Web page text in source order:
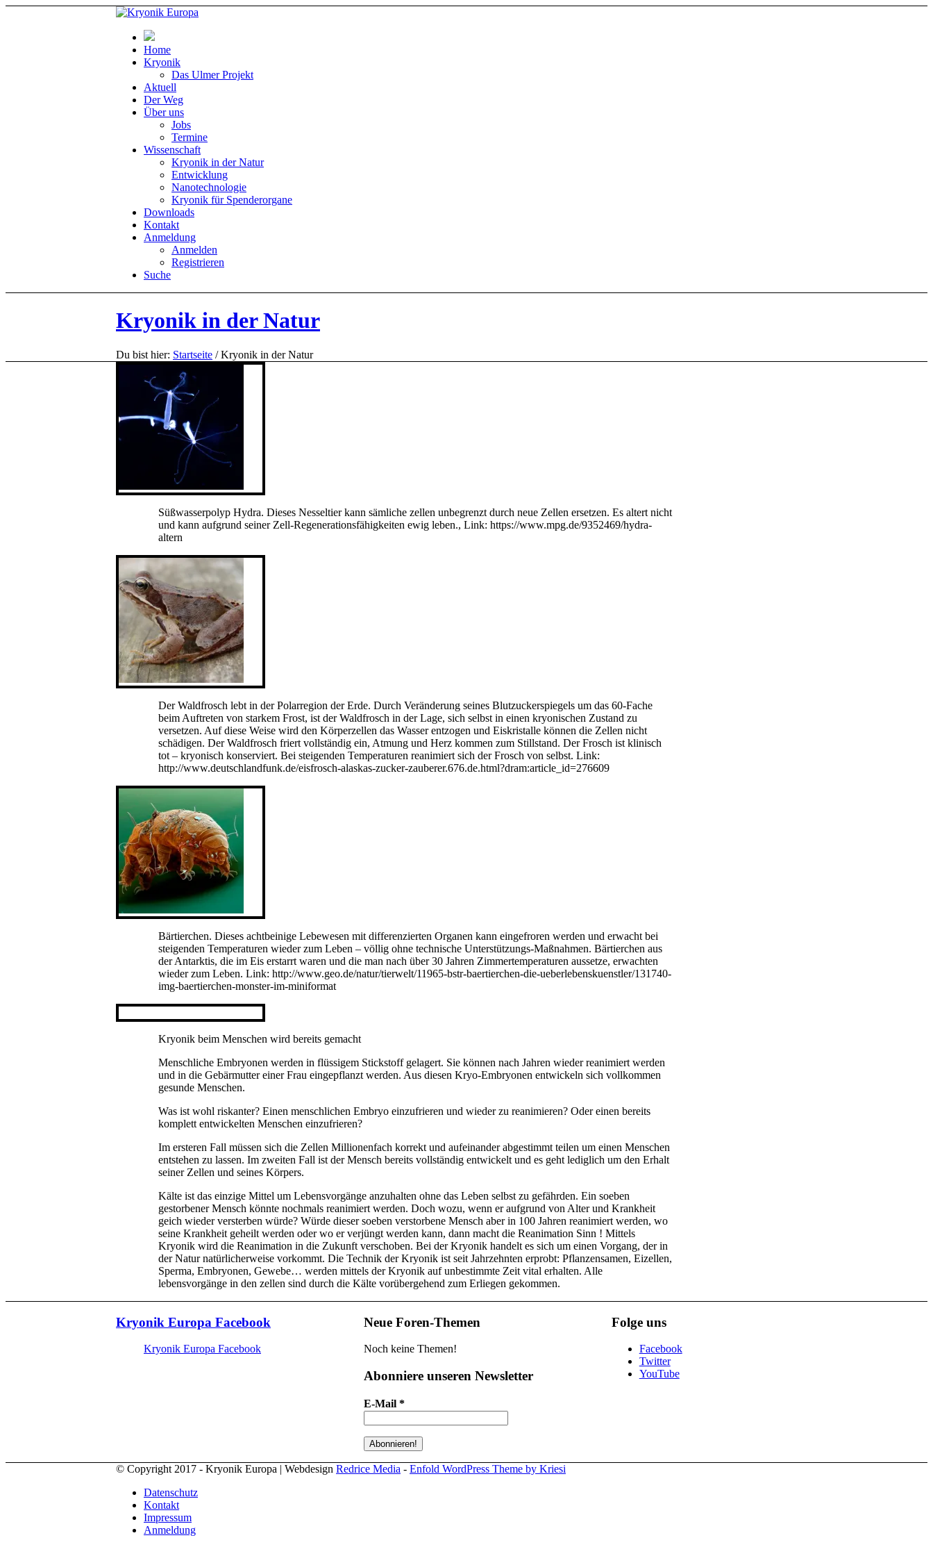
Home
Kryonik
Das Ulmer Projekt
Aktuell
Der Weg
Über uns
Jobs
Termine
Wissenschaft
Kryonik in der Natur
Entwicklung
Nanotechnologie
Kryonik für Spenderorgane
Downloads
Kontakt
Anmeldung
Anmelden
Registrieren
Suche
Kryonik in der Natur
Du bist hier: Startseite / Kryonik in der Natur
Süßwasserpolyp Hydra. Dieses Nesseltier kann sämliche zellen unbegrenzt durch neue Zellen ersetzen. Es altert nicht
und kann aufgrund seiner Zell-Regenerationsfähigkeiten ewig leben., Link: https://www.mpg.de/9352469/hydra-
altern
Der Waldfrosch lebt in der Polarregion der Erde. Durch Veränderung seines Blutzuckerspiegels um das 60-Fache
beim Auftreten von starkem Frost, ist der Waldfrosch in der Lage, sich selbst in einen kryonischen Zustand zu
versetzen. Auf diese Weise wird den Körperzellen das Wasser entzogen und Eiskristalle können die Zellen nicht
schädigen. Der Waldfrosch friert vollständig ein, Atmung und Herz kommen zum Stillstand. Der Frosch ist klinisch
tot – kryonisch konserviert. Bei steigenden Temperaturen reanimiert sich der Frosch von selbst. Link:
http://www.deutschlandfunk.de/eisfrosch-alaskas-zucker-zauberer.676.de.html?dram:article_id=276609
Bärtierchen. Dieses achtbeinige Lebewesen mit differenzierten Organen kann eingefroren werden und erwacht bei
steigenden Temperaturen wieder zum Leben – völlig ohne technische Unterstützungs-Maßnahmen. Bärtierchen aus
der Antarktis, die im Eis erstarrt waren und die man nach über 30 Jahren Zimmertemperaturen aussetze, erwachten
wieder zum Leben. Link: http://www.geo.de/natur/tierwelt/11965-bstr-baertierchen-die-ueberlebenskuenstler/131740-
img-baertierchen-monster-im-miniformat
Kryonik beim Menschen wird bereits gemacht
Menschliche Embryonen werden in flüssigem Stickstoff gelagert. Sie können nach Jahren wieder reanimiert werden
und in die Gebärmutter einer Frau eingepflanzt werden. Aus diesen Kryo-Embryonen entwickeln sich vollkommen
gesunde Menschen.
Was ist wohl riskanter? Einen menschlichen Embryo einzufrieren und wieder zu reanimieren? Oder einen bereits
komplett entwickelten Menschen einzufrieren?
Im ersteren Fall müssen sich die Zellen Millionenfach korrekt und aufeinander abgestimmt teilen um einen Menschen
entstehen zu lassen. Im zweiten Fall ist der Mensch bereits vollständig entwickelt und es geht lediglich um den Erhalt
seiner Zellen und seines Körpers.
Kälte ist das einzige Mittel um Lebensvorgänge anzuhalten ohne das Leben selbst zu gefährden. Ein soeben
gestorbener Mensch könnte nochmals reanimiert werden. Doch wozu, wenn er aufgrund von Alter und Krankheit
geich wieder versterben würde? Würde dieser soeben verstorbene Mensch aber in 100 Jahren reanimiert werden, wo
seine Krankheit geheilt werden oder wo er verjüngt werden kann, dann macht die Reanimation Sinn ! Mittels
Kryonik wird die Reanimation in die Zukunft verschoben. Bei der Kryonik handelt es sich um einen Vorgang, der in
der Natur natürlicherweise vorkommt. Die Technik der Kryonik ist seit Jahrzehnten erprobt: Pflanzensamen, Eizellen,
Sperma, Embryonen, Gewebe… werden mittels der Kryonik auf unbestimmte Zeit vital erhalten. Alle
lebensvorgänge in den zellen sind durch die Kälte vorübergehend zum Erliegen gekommen.
Kryonik Europa Facebook
Kryonik Europa Facebook
Neue Foren-Themen
Noch keine Themen!
Abonniere unseren Newsletter
E-Mail *
Folge uns
Facebook
Twitter
YouTube
© Copyright 2017 - Kryonik Europa | Webdesign Redrice Media - Enfold WordPress Theme by Kriesi
Datenschutz
Kontakt
Impressum
Anmeldung